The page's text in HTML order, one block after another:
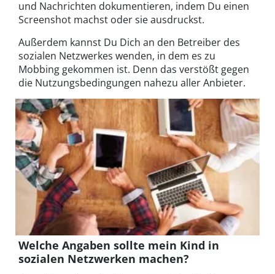
und Nachrichten dokumentieren, indem Du einen
Screenshot machst oder sie ausdruckst.
Außerdem kannst Du Dich an den Betreiber des
sozialen Netzwerkes wenden, in dem es zu
Mobbing gekommen ist. Denn das verstößt gegen
die Nutzungsbedingungen nahezu aller Anbieter.
Welche Angaben sollte mein Kind in
sozialen Netzwerken machen?